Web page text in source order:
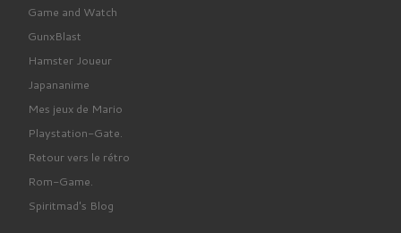
Game and Watch
GunxBlast
Hamster Joueur
Japananime
Mes jeux de Mario
Playstation-Gate.
Retour vers le rétro
Rom-Game.
Spiritmad's Blog